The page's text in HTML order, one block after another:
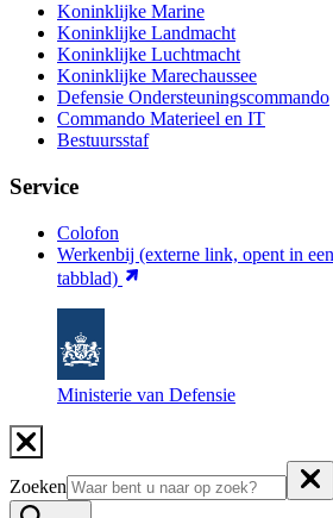
Koninklijke Marine
Koninklijke Landmacht
Koninklijke Luchtmacht
Koninklijke Marechaussee
Defensie Ondersteuningscommando
Commando Materieel en IT
Bestuursstaf
Service
Colofon
Werkenbij (externe link, opent in
tabblad)
Ministerie van Defensie
Zoeken